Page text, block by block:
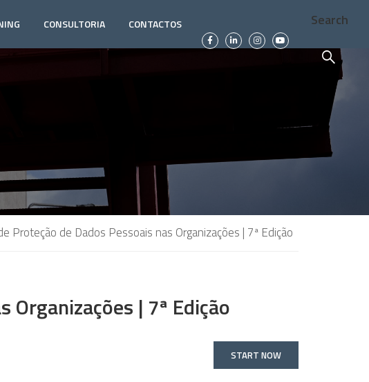
CONSULTORIA CONTACTOS Search
Proteção de Dados Pessoais nas Organizações | 7ª Edição
Organizações | 7ª Edição
START NOW